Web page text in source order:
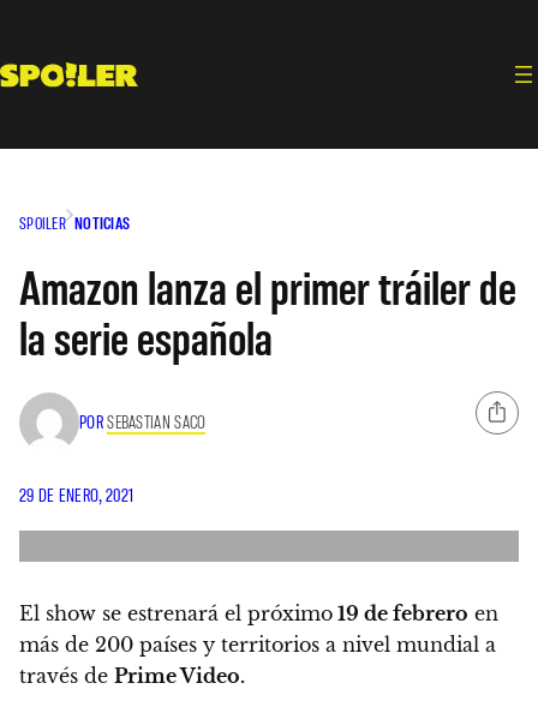
contenido
SPOILER NOTICIAS
Amazon lanza el primer tráiler de
la serie española
PORSEBASTIAN SACO
29 DE ENERO, 2021
El show se estrenará el próximo 19 de febrero en
más de 200 países y territorios a nivel mundial a
través de Prime Video.